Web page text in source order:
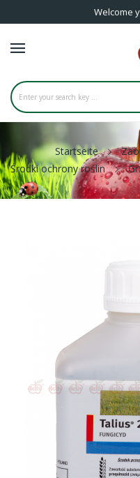
Welcome
Startseite
Środki ochrony roślin